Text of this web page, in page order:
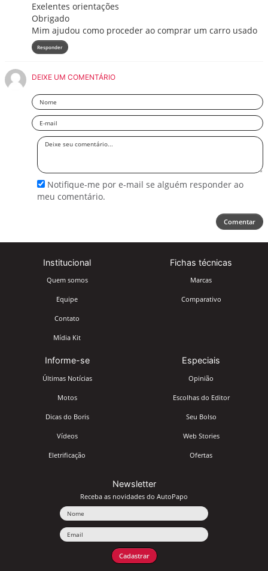
Exelentes orientações
Obrigado
Mim ajudou como proceder ao comprar um carro usado
Responder
DEIXE UM COMENTÁRIO
Nome
Email
Deixe
Notifique-me por e-mail se alguém responder ao
meu comentário.
Comentar
Institucional
Quem somos
Equipe
Contato
Mídia Kit
Fichas técnicas
Marcas
Comparativo
Informe-se
Últimas Notícias
Motos
Dicas do Boris
Vídeos
Eletrificação
Especiais
Opinião
Escolhas do Editor
Seu Bolso
Web Stories
Ofertas
Newsletter
Receba as novidades do AutoPapo
Cadastrar